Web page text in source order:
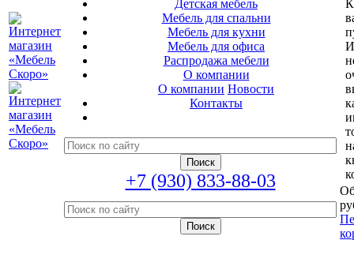
Детская мебель
Мебель для спальни
Мебель для кухни
Мебель для офиса
Распродажа мебели
О компании
О компании Новости
Контакты
+7 (930) 833-88-03